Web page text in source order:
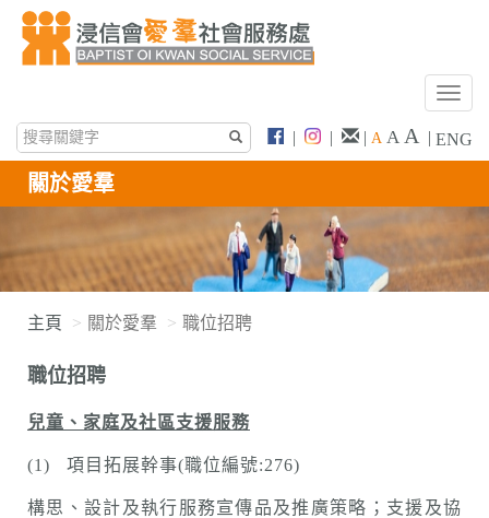
T
g
a
v
| | | A A A | ENG
關於愛羣
主頁 關於愛羣 職位招聘
職位招聘
兒童、家庭及社區支援服務
(1) 項目拓展幹事(職位編號:276)
構思、設計及執行服務宣傳品及推廣策略；支援及協